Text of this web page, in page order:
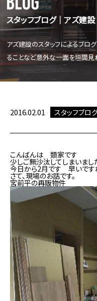
スタッフブログ│アズ建設
アズ建設のスタッフによるブロ
ることなど意外な一面を垣間見
2016.02.01 スタッフブロ
こんばんは 類家です
少しご無沙汰してしまいま
今日から2月です 早いです
さて、現場のお話です。
宮前平の再販物件